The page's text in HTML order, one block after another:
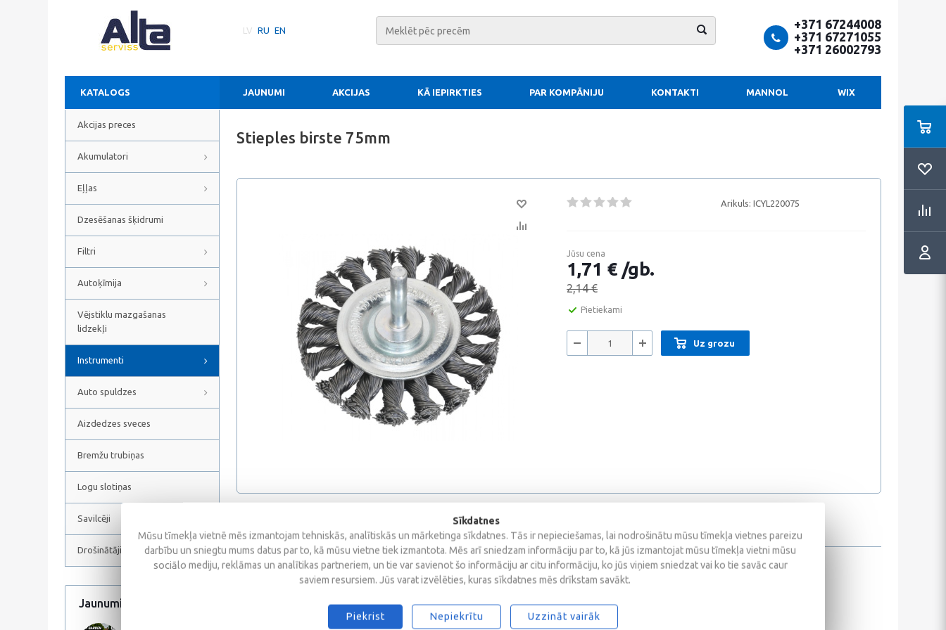
LV RU EN
+371 67244008
+371 67271055
+371 26002793
KATALOGS JAUNUMI AKCIJAS KĀ IEPIRKTIES PAR KOMPĀNIJU KONTAKTI MANNOL WIX
Akcijas preces
Akumulatori
Eļļas
Dzesēšanas šķidrumi
Filtri
Autoķīmija
Vējstiklu mazgašanas
lidzekļi
Instrumenti
Auto spuldzes
Aizdedzes sveces
Bremžu trubiņas
Logu slotiņas
Savilcēji
Drošinātāji
Jaunumi
Stieples birste 75mm
Arikuls: ICYL220075
Jūsu cena
1,71 € /gb.
2,14 €
Pietiekami
Uz grozu
Apraksts Atsauksmes
Steel wire Ø 0.50mm
Sīkdatnes
Mūsu tīmekļa vietnē mēs izmantojam tehniskās, analītiskās un mārketinga sīkdatnes. Tās ir nepieciešamas, lai nodrošinātu mūsu tīmekļa vietnes pareizu
darbību un sniegtu mums datus par to, kā mūsu vietne tiek izmantota. Mēs arī sniedzam informāciju par to, kā jūs izmantojat mūsu tīmekļa vietni mūsu
sociālo mediju, reklāmas un analītikas partneriem, un tie var savienot šo informāciju ar citu informāciju, ko jūs viņiem sniedzat vai ko tie savāc caur
saviem resursiem. Jūs varat izvēlēties, kuras sīkdatnes mēs drīkstam savākt.
Piekrist Nepiekrītu Uzzināt vairāk